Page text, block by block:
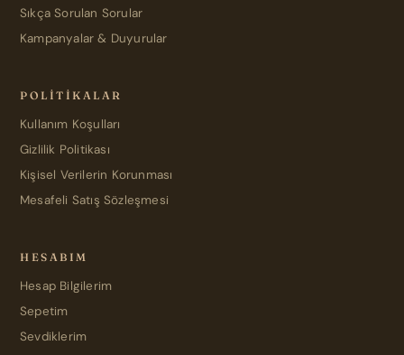
Sıkça Sorulan Sorular
Kampanyalar & Duyurular
POLITIKALAR
Kullanım Koşulları
Gizlilik Politikası
Kişisel Verilerin Korunması
Mesafeli Satış Sözleşmesi
HESABIM
Hesap Bilgilerim
Sepetim
Sevdiklerim